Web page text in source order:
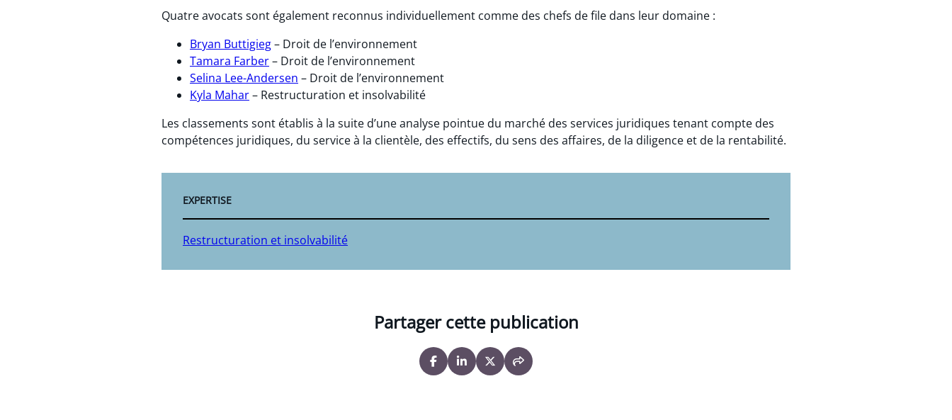
Quatre avocats sont également reconnus individuellement comme des chefs de file dans leur domaine :
Bryan Buttigieg– Droit de l’environnement
Tamara Farber– Droit de l’environnement
Selina Lee-Andersen – Droit de l’environnement
Kyla Mahar– Restructuration et insolvabilité
Les classements sont établis à la suite d’une analyse pointue du marché des services juridiques tenant compte des
compétences juridiques, du service à la clientèle, des effectifs, du sens des affaires, de la diligence et de la rentabilité.
EXPERTISE
Restructuration et insolvabilité
Partager cette publication